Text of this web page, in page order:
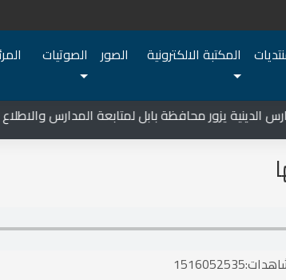
المكتبة الالكترونية الصور الصوتيات
الدينية يزور محافظة بابل لمتابعة المدارس